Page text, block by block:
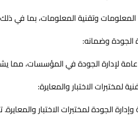
وتقنية المعلومات، بما في
لإدارة الجودة في المؤسسات، مما
الجودة لمختبرات الاختبار